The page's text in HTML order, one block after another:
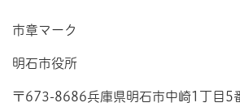
市章マーク
明石市役所
〒673-8686兵庫県明石市中崎1丁目